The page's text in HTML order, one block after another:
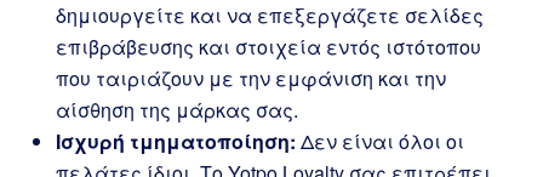
δημιουργείτε και να επεξεργάζετε σελίδες
επιβράβευσης και στοιχεία εντός ιστότοπου
που ταιριάζουν με την εμφάνιση και την
αίσθηση της μάρκας σας.
Ισχυρή τμηματοποίηση: Δεν είναι όλοι οι